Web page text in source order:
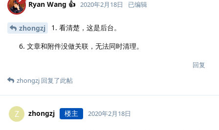
Ryan Wang 👍 2020年2月18日 已编辑
zhongzj 1. 看清楚，这是后台。
文章和附件没做关联，无法同时清理。
回复
zhongzj 回复了此帖
Z zhongzj 楼主 2020年2月18日